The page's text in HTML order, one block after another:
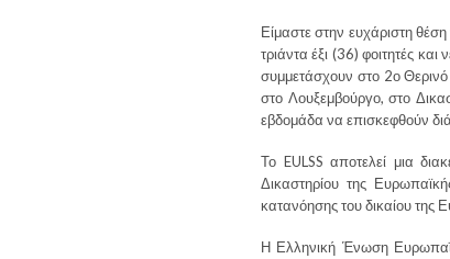
Είμαστε στην ευχάριστη
τριάντα έξι (36) φοιτητές
συμμετάσχουν στο 2ο
στο Λουξεμβούργο, στο
εβδομάδα να επισκεφθούν
Το EULSS αποτελεί μια
Δικαστηρίου της
κατανόησης του δικαίου
Η Ελληνική Ένωση